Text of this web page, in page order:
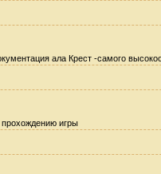
ала Крест -самого
прохождению игры